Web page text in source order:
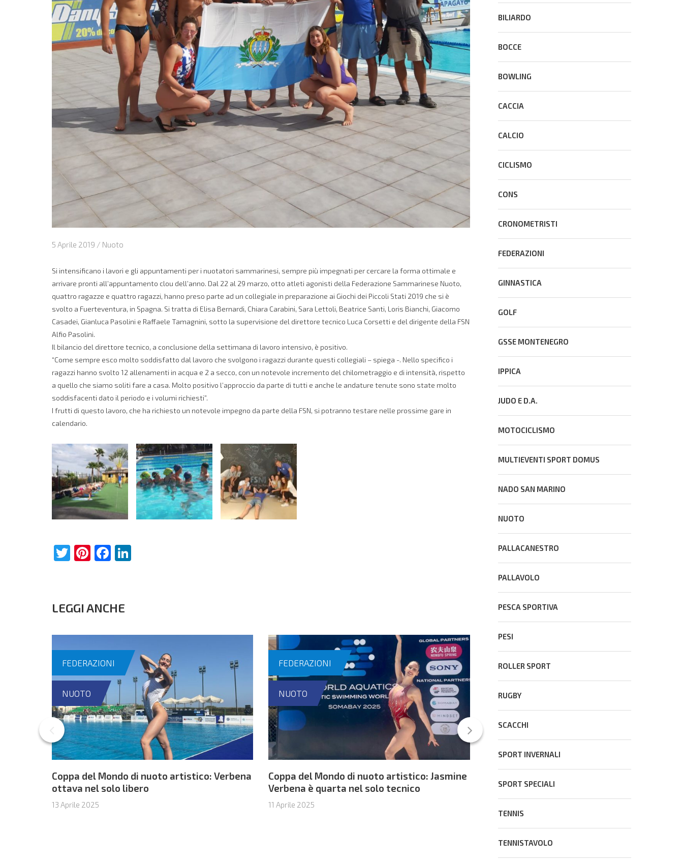
5 Aprile 2019 / Nuoto
Si intensificano i lavori e gli appuntamenti per i nuotatori sammarinesi, sempre più impegnati per cercare la forma ottimale e
arrivare pronti all’appuntamento clou dell’anno. Dal 22 al 29 marzo, otto atleti agonisti della Federazione Sammarinese Nuoto,
quattro ragazze e quattro ragazzi, hanno preso parte ad un collegiale in preparazione ai Giochi dei Piccoli Stati 2019 che si è
svolto a Fuerteventura, in Spagna. Si tratta di Elisa Bernardi, Chiara Carabini, Sara Lettoli, Beatrice Santi, Loris Bianchi, Giacomo
Casadei, Gianluca Pasolini e Raffaele Tamagnini, sotto la supervisione del direttore tecnico Luca Corsetti e del dirigente della FSN
Alfio Pasolini.
Il bilancio del direttore tecnico, a conclusione della settimana di lavoro intensivo, è positivo.
“Come sempre esco molto soddisfatto dal lavoro che svolgono i ragazzi durante questi collegiali – spiega -. Nello specifico i
ragazzi hanno svolto 12 allenamenti in acqua e 2 a secco, con un notevole incremento del chilometraggio e di intensità, rispetto
a quello che siamo soliti fare a casa. Molto positivo l’approccio da parte di tutti e anche le andature tenute sono state molto
soddisfacenti dato il periodo e i volumi richiesti”.
I frutti di questo lavoro, che ha richiesto un notevole impegno da parte della FSN, si potranno testare nelle prossime gare in
calendario.
Twitter
Pinterest
Facebook
LEGGI ANCHE
FEDERAZIONI
NUOTO
Coppa del Mondo di nuoto artistico: Verbena
ottava nel solo libero
13 Aprile 2025
FEDERAZIONI
NUOTO
Coppa del Mondo di nuoto artistico: Jasmine
Verbena è quarta nel solo tecnico
11 Aprile 2025
FEDERAZIONI
NUOTO
hanno affinato la preparazione al Trofeo
Internazionale di Graz
BILIARDO
BOCCE
BOWLING
CACCIA
CALCIO
CICLISMO
CONS
CRONOMETRISTI
FEDERAZIONI
GINNASTICA
GOLF
GSSE MONTENEGRO
IPPICA
JUDO E D.A.
MOTOCICLISMO
MULTIEVENTI SPORT DOMUS
NADO SAN MARINO
NUOTO
PALLACANESTRO
PALLAVOLO
PESCA SPORTIVA
PESI
ROLLER SPORT
RUGBY
SCACCHI
SPORT INVERNALI
SPORT SPECIALI
TENNIS
TENNISTAVOLO